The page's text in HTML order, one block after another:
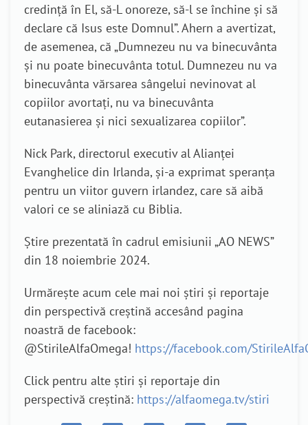
credință în El, să-L onoreze, să-l se închine și să
declare că Isus este Domnul”. Ahern a avertizat,
de asemenea, că „Dumnezeu nu va binecuvânta
și nu poate binecuvânta totul. Dumnezeu nu va
binecuvânta vărsarea sângelui nevinovat al
copiilor avortați, nu va binecuvânta
eutanasierea și nici sexualizarea copiilor”.
Nick Park, directorul executiv al Alianței
Evanghelice din Irlanda, și-a exprimat speranța
pentru un viitor guvern irlandez, care să aibă
valori ce se aliniază cu Biblia.
Știre prezentată în cadrul emisiunii „AO NEWS”
din 18 noiembrie 2024.
Urmărește acum cele mai noi știri și reportaje
din perspectivă creștină accesând pagina
noastră de facebook:
@StirileAlfaOmega! https://facebook.com/
Click pentru alte știri și reportaje din
perspectivă creștină: https://alfaomega.tv/stiri